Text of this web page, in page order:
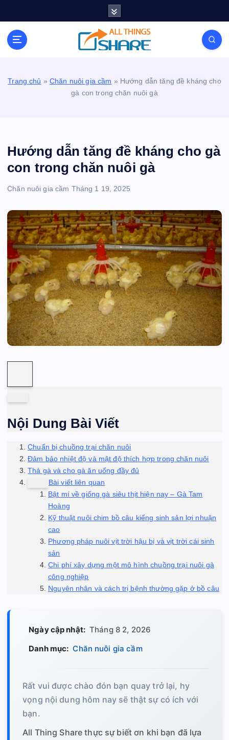
Personal Blog | Knowledge | Technology | Tips |
Pets | Life
Trang chủ »Chăn nuôi gia cầm » Hướng dẫn tăng đề kháng cho
gà con trong chăn nuôi gà
Hướng dẫn tăng đề kháng cho gà
con trong chăn nuôi gà
Chăn nuôi gia cầm Tháng 1 19, 2025
Nội Dung Bài Viết
Chuẩn bị chuồng trại chăn nuôi
Đảm bảo nhiệt độ và mật độ thích hợp trong chăn nuôi
Thả gà và cho gà ăn uống đầy đủ
Bài viết liên quan
Bật mí về giống gà siêu thịt hiện nay – Gà Tam
Hoàng
Kỹ thuật nuôi chim bồ câu kiểng sinh sản lợi nhuận
cao
Phương pháp nuôi vịt trời hậu bị và vịt trời cái sinh
sản
Chi phí xây dựng một mô hình chuồng trại nuôi gà
công nghiệp
Nguyên nhân và cách trị bệnh thường gặp ở bồ câu
Ngày cập nhật: Tháng 8 2, 2026
Danh mục: Chăn nuôi gia cầm
Rất vui được chào đón bạn quay trở lại, hy
vọng nội dung hôm nay sẽ thật sự có ích với
bạn.
All Thing Share thực sự biết ơn khi bạn đã lựa